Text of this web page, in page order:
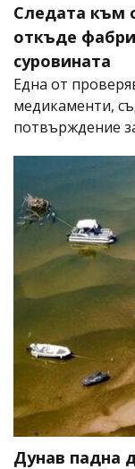
Следата към
откъде
суровината
Една от
медикаменти,
потвърждение
Дунав падна